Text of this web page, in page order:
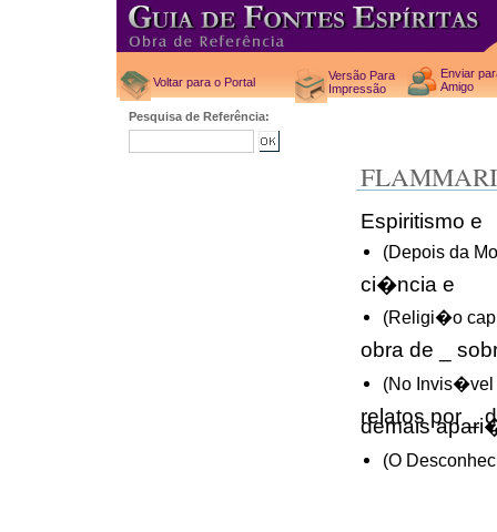
Voltar para o Portal
Versão Para
Impressão
Enviar
Amigo
Pesquisa de Referência:
Espiritismo e
(Depois da
ci�ncia e
(Religi�o
obra de _
(No Invis�vel
relatos por _
demais
(O